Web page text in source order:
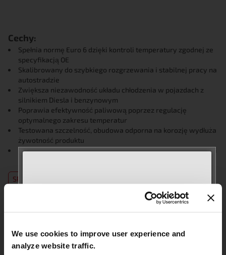
We use cookies to improve user experience and
analyze website traffic.
Cechy:
Spełnia normę Euro 6 dzięki kontroli temperatury zgodnej ze
specyfikacją OE
Skalibrowany do szybkiego rozgrzewania i stabilnej pracy na
autostradzie
Zwiększa niezawodność układu chłodzenia w pojazdach z
silnikiem Diesla i benzynowym
Poprawia efektywność paliwową poprzez regulację
optymalnego zakresu temperatur
Testowana szczelność, obudowa odporna na korozję wydłuża
żywotność produktu
Zaprojektowany dla precyzyjnego dopasowania i wydajności
SPECYFIKACJE
Temperatura otwarcia:82 °C
MEET WITH US AT
September 8–12, 2026